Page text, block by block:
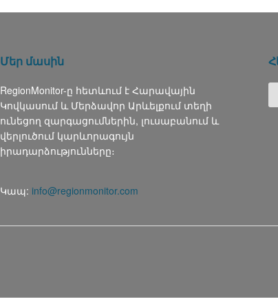
Մեր մասին
RegionMonitor-ը հետևում է Հարավային
Կովկասում և Մերձավոր Արևելքում տեղի
ունեցող զարգացումներին, լուսաբանում և
վերլուծում կարևորագույն
իրադարձությունները։
Կապ: info@regionmonitor.com